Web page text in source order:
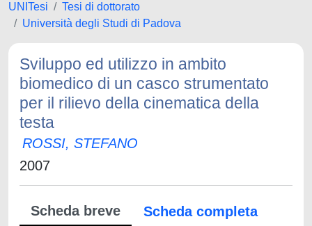
UNITesi
Tesi di dottorato
Università degli Studi di Padova
Sviluppo ed utilizzo in ambito
biomedico di un casco strumentato
per il rilievo della cinematica della
testa
ROSSI, STEFANO
2007
Scheda breve
Scheda completa